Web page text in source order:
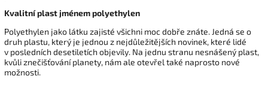
Kvalitní plast jménem polyethylen
Polyethylen jako látku zajisté všichni moc dobře znáte. Jedná se o
druh plastu, který je jednou z nejdůležitějších novinek, které lidé
v posledních desetiletích objevily. Na jednu stranu nesnášený plast,
kvůli znečišťování planety, nám ale otevřel také naprosto nové
možnosti.